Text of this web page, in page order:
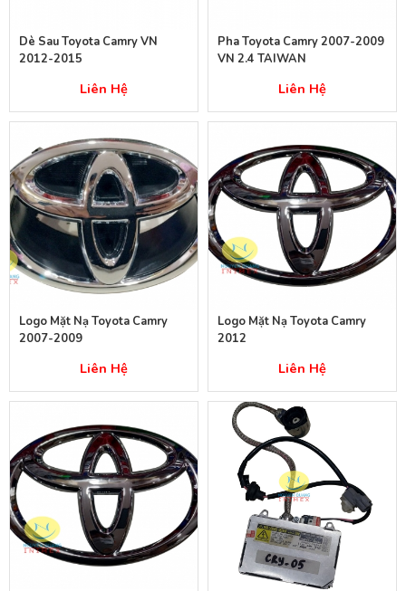
Dè Sau Toyota Camry VN
2012-2015
Liên Hệ
Pha Toyota Camry 2007-2009
VN 2.4 TAIWAN
Liên Hệ
Logo Mặt Nạ Toyota Camry
2007-2009
Liên Hệ
Logo Mặt Nạ Toyota Camry
2012
Liên Hệ